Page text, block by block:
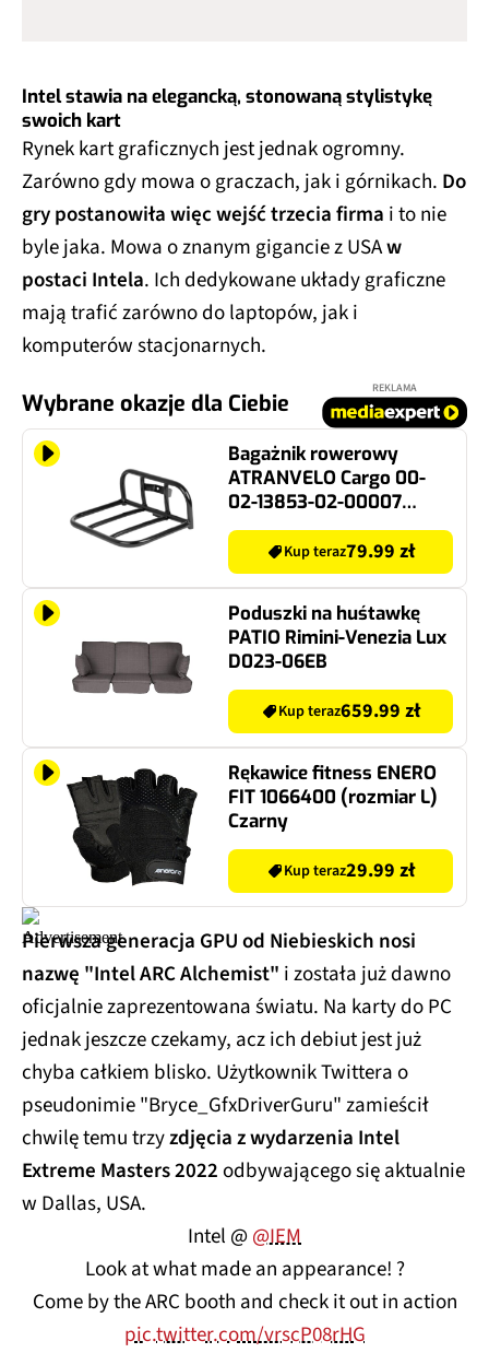
Intel stawia na elegancką, stonowaną stylistykę
swoich kart
Rynek kart graficznych jest jednak ogromny.
Zarówno gdy mowa o graczach, jak i górnikach. Do
gry postanowiła więc wejść trzecia firma i to nie
byle jaka. Mowa o znanym gigancie z USAw
postaci Intela. Ich dedykowane układy graficzne
mają trafić zarówno do laptopów, jak i
komputerów stacjonarnych.
Wybrane okazje dla Ciebie
REKLAMA
Bagażnik rowerowy
ATRANVELO Cargo 00-
02-13853-02-00007
Czarny
Kup teraz79.99 zł
Poduszki na huśtawkę
PATIO Rimini-Venezia Lux
D023-06EB
Kup teraz659.99 zł
Rękawice fitness ENERO
FIT 1066400 (rozmiar L)
Czarny
Kup teraz29.99 zł
Pierwsza generacja GPU od Niebieskich nosi
nazwę "Intel ARC Alchemist" i została już dawno
oficjalnie zaprezentowana światu. Na karty do PC
jednak jeszcze czekamy, acz ich debiut jest już
chyba całkiem blisko. Użytkownik Twittera o
pseudonimie "Bryce_GfxDriverGuru" zamieścił
chwilę temu trzyzdjęcia z wydarzenia Intel
Extreme Masters 2022odbywającego się aktualnie
w Dallas, USA.
Intel @@IEM
Look at what made an appearance! ?
Come by the ARC booth and check it out in action
pic.twitter.com/vrscP08rHG